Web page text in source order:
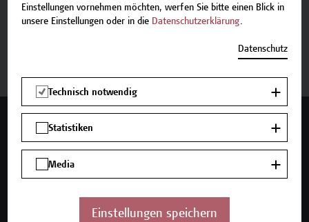
Mehr Infos gewünscht?
Unser Angebot
Seminare und Zertifikatsprogramme
Einstellungen vornehmen möchten, werfen Sie bitte einen Blick in
unsere Einstellungen oder in die Datenschutzerklärung.
Datenschutz
Technisch notwendig
Statistiken
Media
Einstellungen speichern